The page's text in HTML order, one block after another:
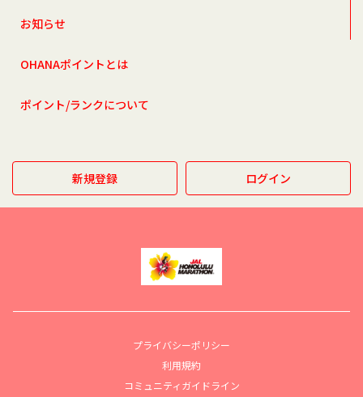
お知らせ
OHANAポイントとは
ポイント/ランクについて
新規登録 ログイン
プライバシーポリシー
利用規約
コミュニティガイドライン